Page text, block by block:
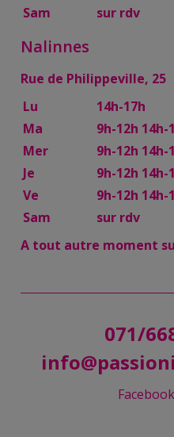
Sam
sur rdv
Nalinnes
Rue de Philippeville, 25
Lu
14h-17h
Ma
9h-12h 14h-
Mer
9h-12h 14h-
Je
9h-12h 14h-
Ve
9h-12h 14h-
Sam
sur rdv
A tout autre moment
071/
Facebook